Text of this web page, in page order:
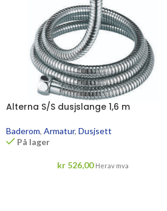
Alterna S/S dusjslange 1,6 m
Baderom, Armatur, Dusjsett
På lager
kr526,00 Herav mva